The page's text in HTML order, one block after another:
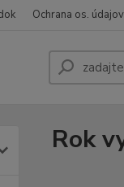
Ochrana os. údajov
Rok